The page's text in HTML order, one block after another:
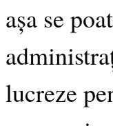
așa se
lucreze